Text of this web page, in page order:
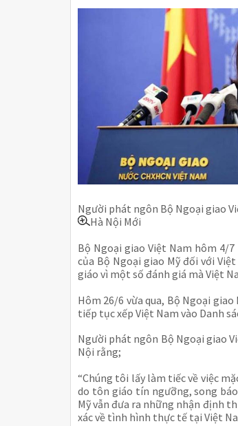
Người phát ngôn Bộ Ngoại giao
Hà Nội Mới
Bộ Ngoại giao Việt Nam hôm 4/
của Bộ Ngoại giao Mỹ đối với
giáo vì một số đánh giá mà Việt
Hôm 26/6 vừa qua, Bộ Ngoại giao
tiếp tục xếp Việt Nam vào Danh
Người phát ngôn Bộ Ngoại giao
Nội rằng;
“Chúng tôi lấy làm tiếc về việc
do tôn giáo tín ngưỡng, song
Mỹ vẫn đưa ra những nhận định
xác về tình hình thực tế tại Việt